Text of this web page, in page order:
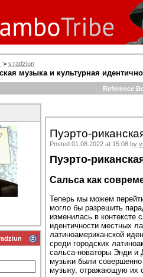
> v.radziun
музыка и культурная
Reference
Пуэрто-
Posted 01.08.2022 at 15:08 by
Пуэрто-
Сальса как
Теперь мы можем
могло бы разрешить
изменилась в контексте
идентичности местных
латиноамериканской
среди городских
сальса-новаторы Энди и
музыки были совершенно
музыку, отражающую их